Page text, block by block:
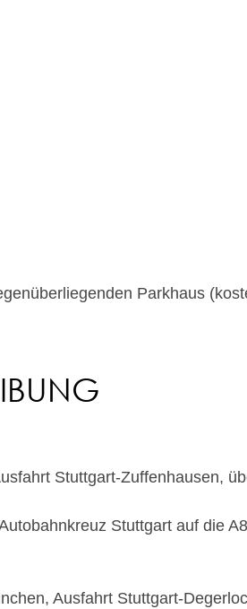
Parkhaus
Stuttgart-Zuffenhausen,
Stuttgart auf die
Ausfahrt Stuttgart-